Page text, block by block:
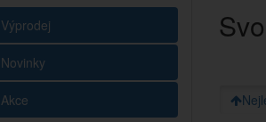
Výprodej
Novinky
Akce